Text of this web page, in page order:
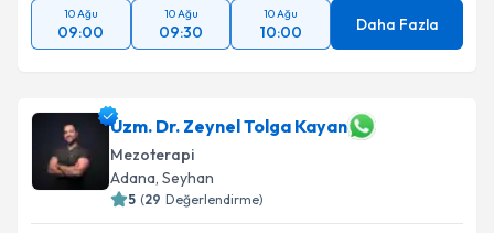
10 Ağu
09:00
10 Ağu
09:30
10 Ağu
10:00 Daha Fazla
Uzm. Dr. Zeynel Tolga Kayan
Mezoterapi
Adana, Seyhan
5 (29 Değerlendirme)